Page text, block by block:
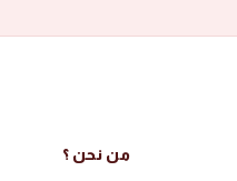
من نحن ؟